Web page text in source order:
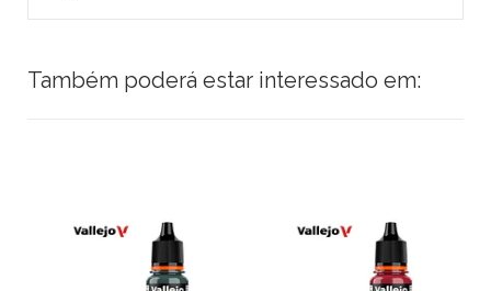
Também poderá estar interessado em: